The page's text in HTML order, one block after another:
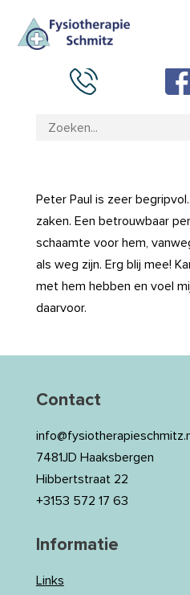
Peter Paul is zeer
zaken. Een betrouwbaar
schaamte voor hem,
als weg zijn. Erg blij mee!
met hem hebben en voel
daarvoor.
Contact
7481JD Haaksbergen
Hibbertstraat 22
+3153 572 17 63
Informatie
Links